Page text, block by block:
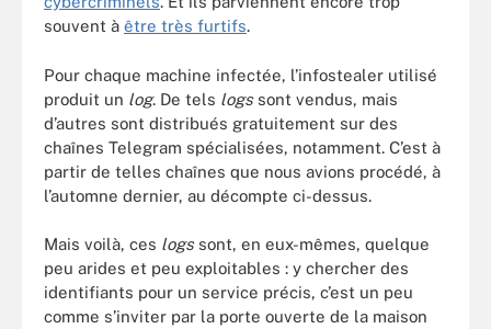
souvent à être très furtifs.
Pour chaque machine infectée, l’infostealer utilisé
produit un log. De tels logs sont vendus, mais
d’autres sont distribués gratuitement sur des
chaînes Telegram spécialisées, notamment. C’est à
partir de telles chaînes que nous avions procédé, à
l’automne dernier, au décompte ci-dessus.
Mais voilà, ces logssont, en eux-mêmes, quelque
peu arides et peu exploitables : y chercher des
identifiants pour un service précis, c’est un peu
comme s’inviter par la porte ouverte de la maison